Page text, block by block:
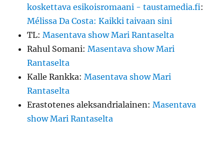
koskettava esikoisromaani - taustamedia.fi:
Mélissa Da Costa: Kaikki taivaan sini
TL:Masentava show Mari Rantaselta
Rahul Somani:Masentava show Mari
Rantaselta
Kalle Rankka:Masentava show Mari
Rantaselta
Erastotenes aleksandrialainen:Masentava
show Mari Rantaselta